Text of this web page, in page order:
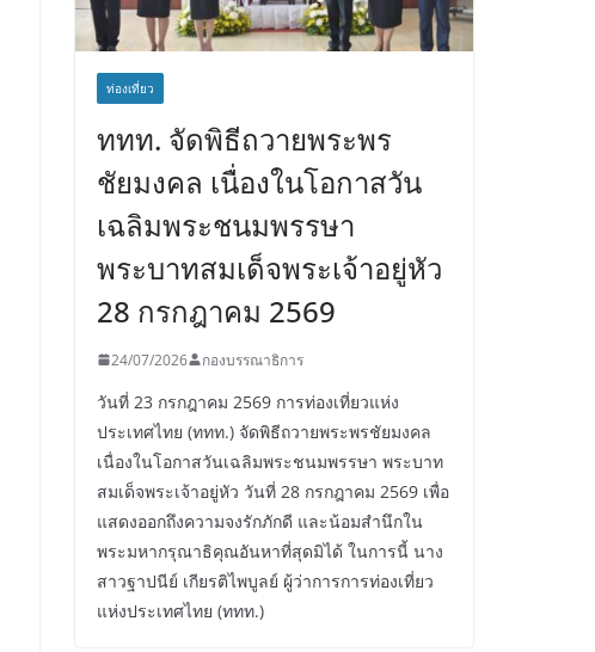
ท่องเที่ยว
ททท. จัดพิธีถวายพระพร
ชัยมงคล เนื่องในโอกาสวัน
เฉลิมพระชนมพรรษา
พระบาทสมเด็จพระเจ้าอยู่หัว
28 กรกฎาคม 2569
24/07/2026 กองบรรณาธิการ
วันที่ 23 กรกฎาคม 2569 การท่องเที่ยวแห่ง
ประเทศไทย (ททท.) จัดพิธีถวายพระพรชัยมงคล
เนื่องในโอกาสวันเฉลิมพระชนมพรรษา พระบาท
สมเด็จพระเจ้าอยู่หัว วันที่ 28 กรกฎาคม 2569 เพื่อ
แสดงออกถึงความจงรักภักดี และน้อมสำนึกใน
พระมหากรุณาธิคุณอันหาที่สุดมิได้ ในการนี้ นาง
สาวฐาปนีย์ เกียรติไพบูลย์ ผู้ว่าการการท่องเที่ยว
แห่งประเทศไทย (ททท.)